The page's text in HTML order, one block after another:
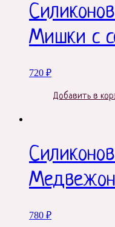
Мишки с
720 ₽
Добавить в
780 ₽